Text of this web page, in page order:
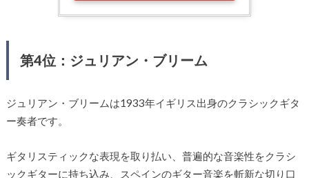
第4位：ジュリアン・ブリーム
ジュリアン・ブリームは1933年イギリス出身のクラシックギタ
ー奏者です。
ギタリスティックな表現を取り払い、普遍的な音楽性をクラシ
ックギターに持ち込み、スペインのギター音楽を斬新な切り口